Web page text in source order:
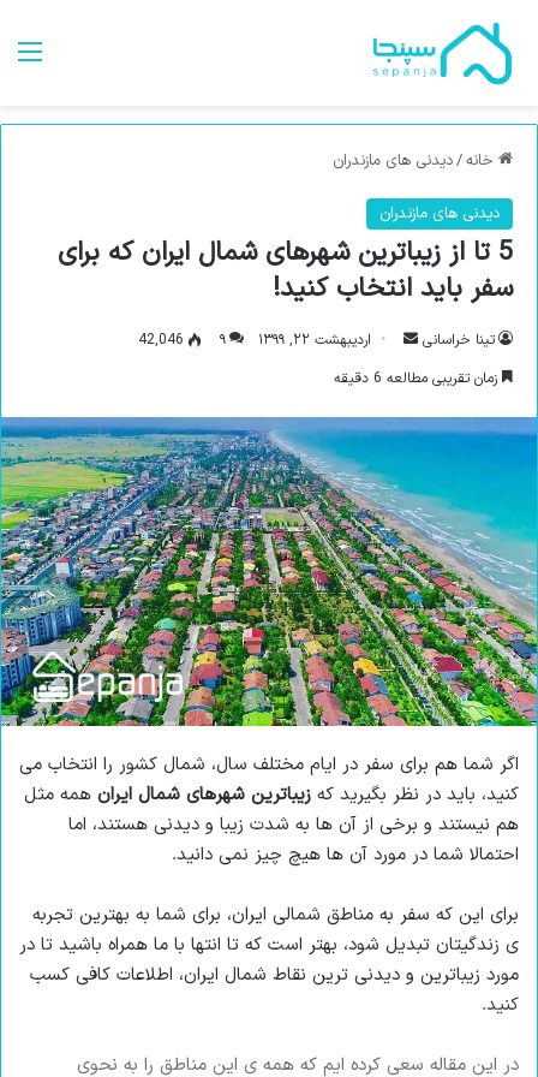
خانه/دیدنی های مازندران
دیدنی های مازندران
5 تا از زیباترین شهرهای شمال ایران که برای
سفر باید انتخاب کنید!
تینا خراسانی
ا
ب
ه
ا
ی
م
ی
ل
اردیبهشت ۲۲, ۱۳۹۹ ۹
42,046
زمان تقریبی مطالعه 6 دقیقه
اگر شما هم برای سفر در ایام مختلف سال، شمال کشور را انتخاب می
کنید، باید در نظر بگیرید که زیباترین شهرهای شمال ایران همه مثل
هم نیستند و برخی از آن ها به شدت زیبا و دیدنی هستند، اما
احتمالا شما در مورد آن ها هیچ چیز نمی دانید.
برای این که سفر به مناطق شمالی ایران، برای شما به بهترین تجربه
ی زندگیتان تبدیل شود، بهتر است که تا انتها با ما همراه باشید تا در
مورد زیباترین و دیدنی ترین نقاط شمال ایران، اطلاعات کافی کسب
کنید.
در این مقاله سعی کرده ایم که همه ی این مناطق را به نحوی